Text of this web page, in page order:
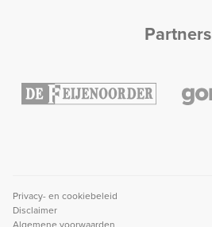
Partners
Privacy- en cookiebeleid
Disclaimer
Algemene voorwaarden